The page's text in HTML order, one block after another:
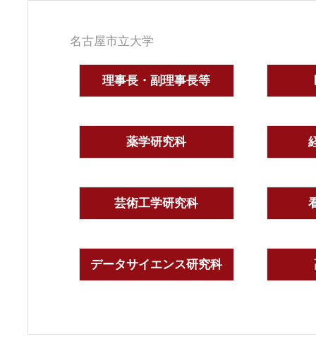
名古屋市立大学
理事長・副理事長等
薬学研究科
芸術工学研究科
データサイエンス研究科